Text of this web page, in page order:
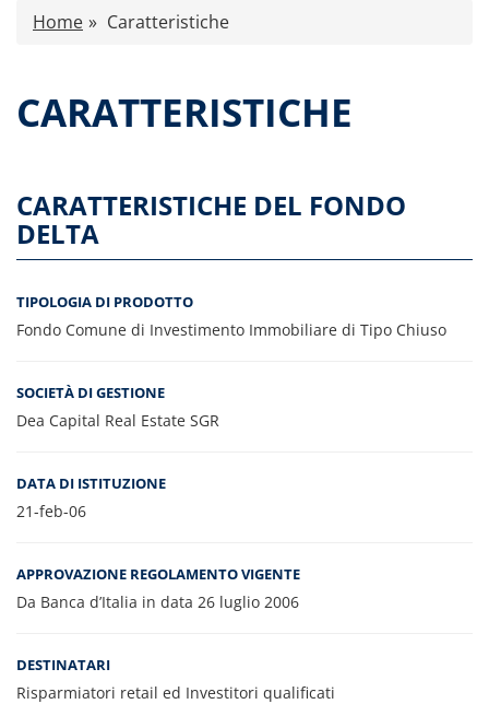
Caratteristiche
Proventi distribuiti
Governance
Contatti
Home Caratteristiche
CARATTERISTICHE
CARATTERISTICHE DEL FONDO
DELTA
TIPOLOGIA DI PRODOTTO
Fondo Comune di Investimento Immobiliare di Tipo Chiuso
SOCIETÀ DI GESTIONE
Dea Capital Real Estate SGR
DATA DI ISTITUZIONE
21-feb-06
APPROVAZIONE REGOLAMENTO VIGENTE
Da Banca d’Italia in data 26 luglio 2006
DESTINATARI
Risparmiatori retail ed Investitori qualificati